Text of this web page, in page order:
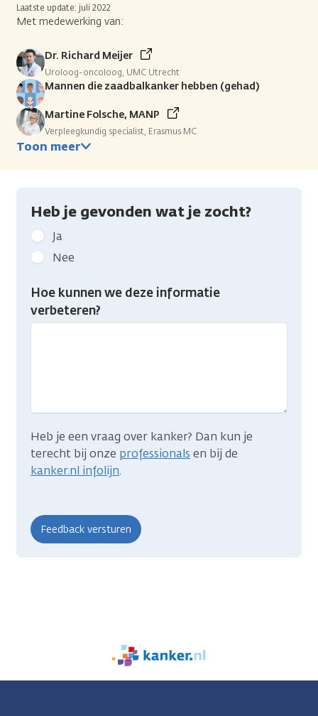
Laatste update: juli 2022
Met medewerking van:
Dr. Richard Meijer
Uroloog-oncoloog, UMC Utrecht
Mannen die zaadbalkanker hebben (gehad)
Martine Folsche, MANP
Verpleegkundig specialist, Erasmus MC
Toon meer
Heb je gevonden wat je zocht?
Geef
kanker.nl
feedback:
Heb
gevonden
Ja
Nee
Hoe kunnen we deze informatie
verbeteren?
Heb je een vraag over kanker? Dan kun je
terecht bij onze professionals en bij de
kanker.nl infolijn.
We
zijn